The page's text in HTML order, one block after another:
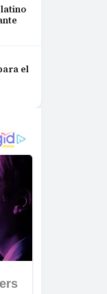
el